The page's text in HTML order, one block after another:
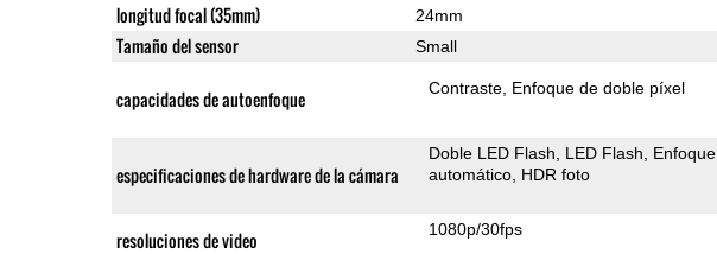
longitud focal (35mm) 24mm
Tamaño del sensor Small
capacidades de autoenfoque Contraste Enfoque de doble píxel
especificaciones de hardware de la cámara
Doble LED Flash LED Flash
Enfoque
automático HDR foto
resoluciones de video 1080p/30fps